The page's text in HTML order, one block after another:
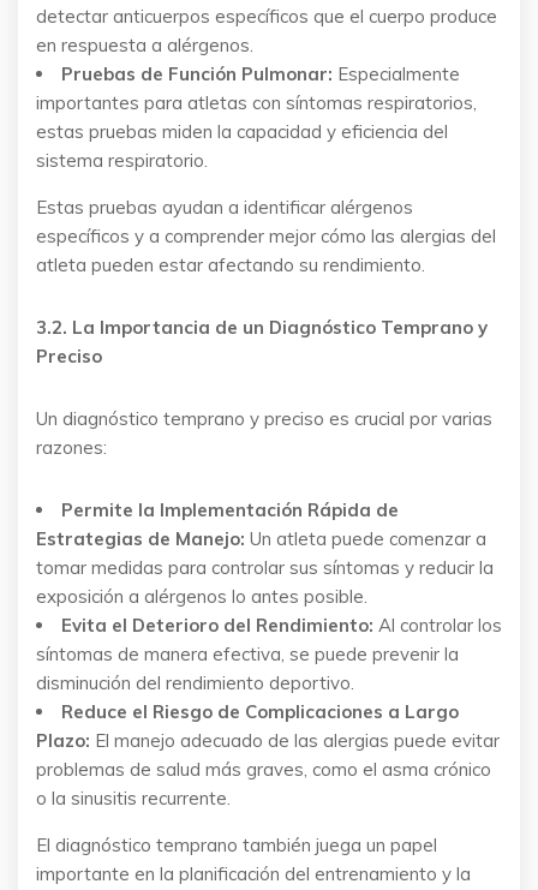
detectar anticuerpos específicos que el cuerpo produce
en respuesta a alérgenos.
Pruebas de Función Pulmonar: Especialmente
importantes para atletas con síntomas respiratorios,
estas pruebas miden la capacidad y eficiencia del
sistema respiratorio.
Estas pruebas ayudan a identificar alérgenos
específicos y a comprender mejor cómo las alergias del
atleta pueden estar afectando su rendimiento.
3.2. La Importancia de un Diagnóstico Temprano y
Preciso
Un diagnóstico temprano y preciso es crucial por varias
razones:
Permite la Implementación Rápida de
Estrategias de Manejo: Un atleta puede comenzar a
tomar medidas para controlar sus síntomas y reducir la
exposición a alérgenos lo antes posible.
Evita el Deterioro del Rendimiento: Al controlar los
síntomas de manera efectiva, se puede prevenir la
disminución del rendimiento deportivo.
Reduce el Riesgo de Complicaciones a Largo
Plazo: El manejo adecuado de las alergias puede evitar
problemas de salud más graves, como el asma crónico
o la sinusitis recurrente.
El diagnóstico temprano también juega un papel
importante en la planificación del entrenamiento y la